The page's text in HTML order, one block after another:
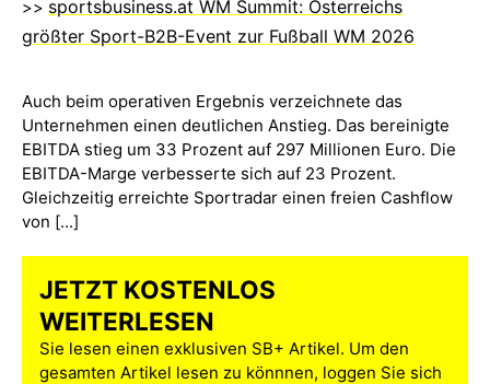
>> sportsbusiness.at WM Summit: Österreichs
größter Sport-B2B-Event zur Fußball WM 2026
Auch beim operativen Ergebnis verzeichnete das
Unternehmen einen deutlichen Anstieg. Das bereinigte
EBITDA stieg um 33 Prozent auf 297 Millionen Euro. Die
EBITDA-Marge verbesserte sich auf 23 Prozent.
Gleichzeitig erreichte Sportradar einen freien Cashflow
von [...]
JETZT KOSTENLOS
WEITERLESEN
Sie lesen einen exklusiven SB+ Artikel. Um den
gesamten Artikel lesen zu könnnen, loggen Sie sich